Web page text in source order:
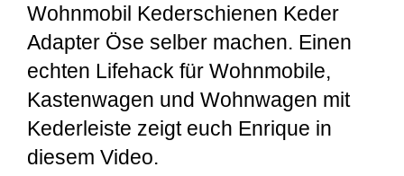
Wohnmobil Kederschienen Keder
Adapter Öse selber machen. Einen
echten Lifehack für Wohnmobile,
Kastenwagen und Wohnwagen mit
Kederleiste zeigt euch Enrique in
diesem Video.